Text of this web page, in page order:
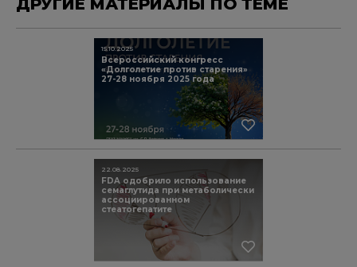
Всероссийский конгресс
«Долголетие против старения»
27-28 ноября 2025 года
15.10.2025
FDA одобрило использование
семаглутида при метаболически
ассоциированном
стеатогепатите
22.08.2025